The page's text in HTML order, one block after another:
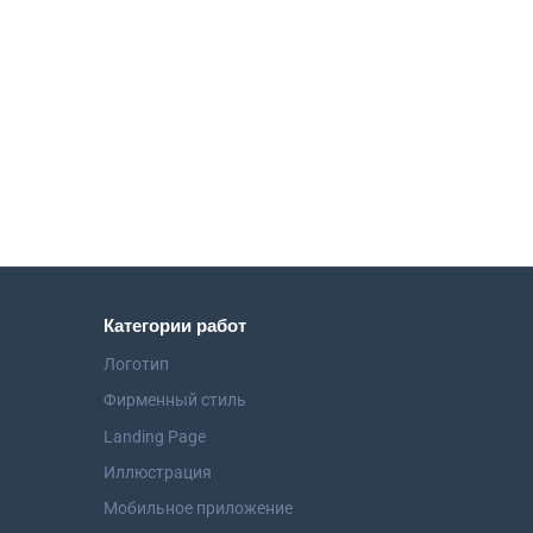
Категории работ
Логотип
Фирменный стиль
Landing Page
Иллюстрация
Мобильное приложение